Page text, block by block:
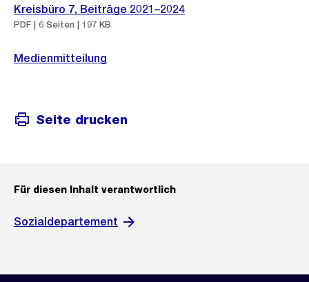
Kreisbüro 7, Beiträge 2021–2024
PDF | 6 Seiten | 197 KB
Medienmitteilung
Seite drucken
Für diesen Inhalt verantwortlich
Sozialdepartement